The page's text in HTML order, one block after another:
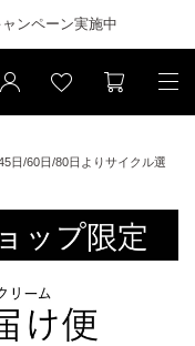
ンペーン実施中
/60日/80日よりサイクル選